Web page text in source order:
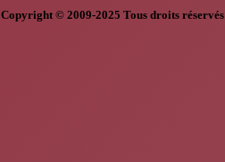
Copyright © 2009-2025 Tous droits réservés